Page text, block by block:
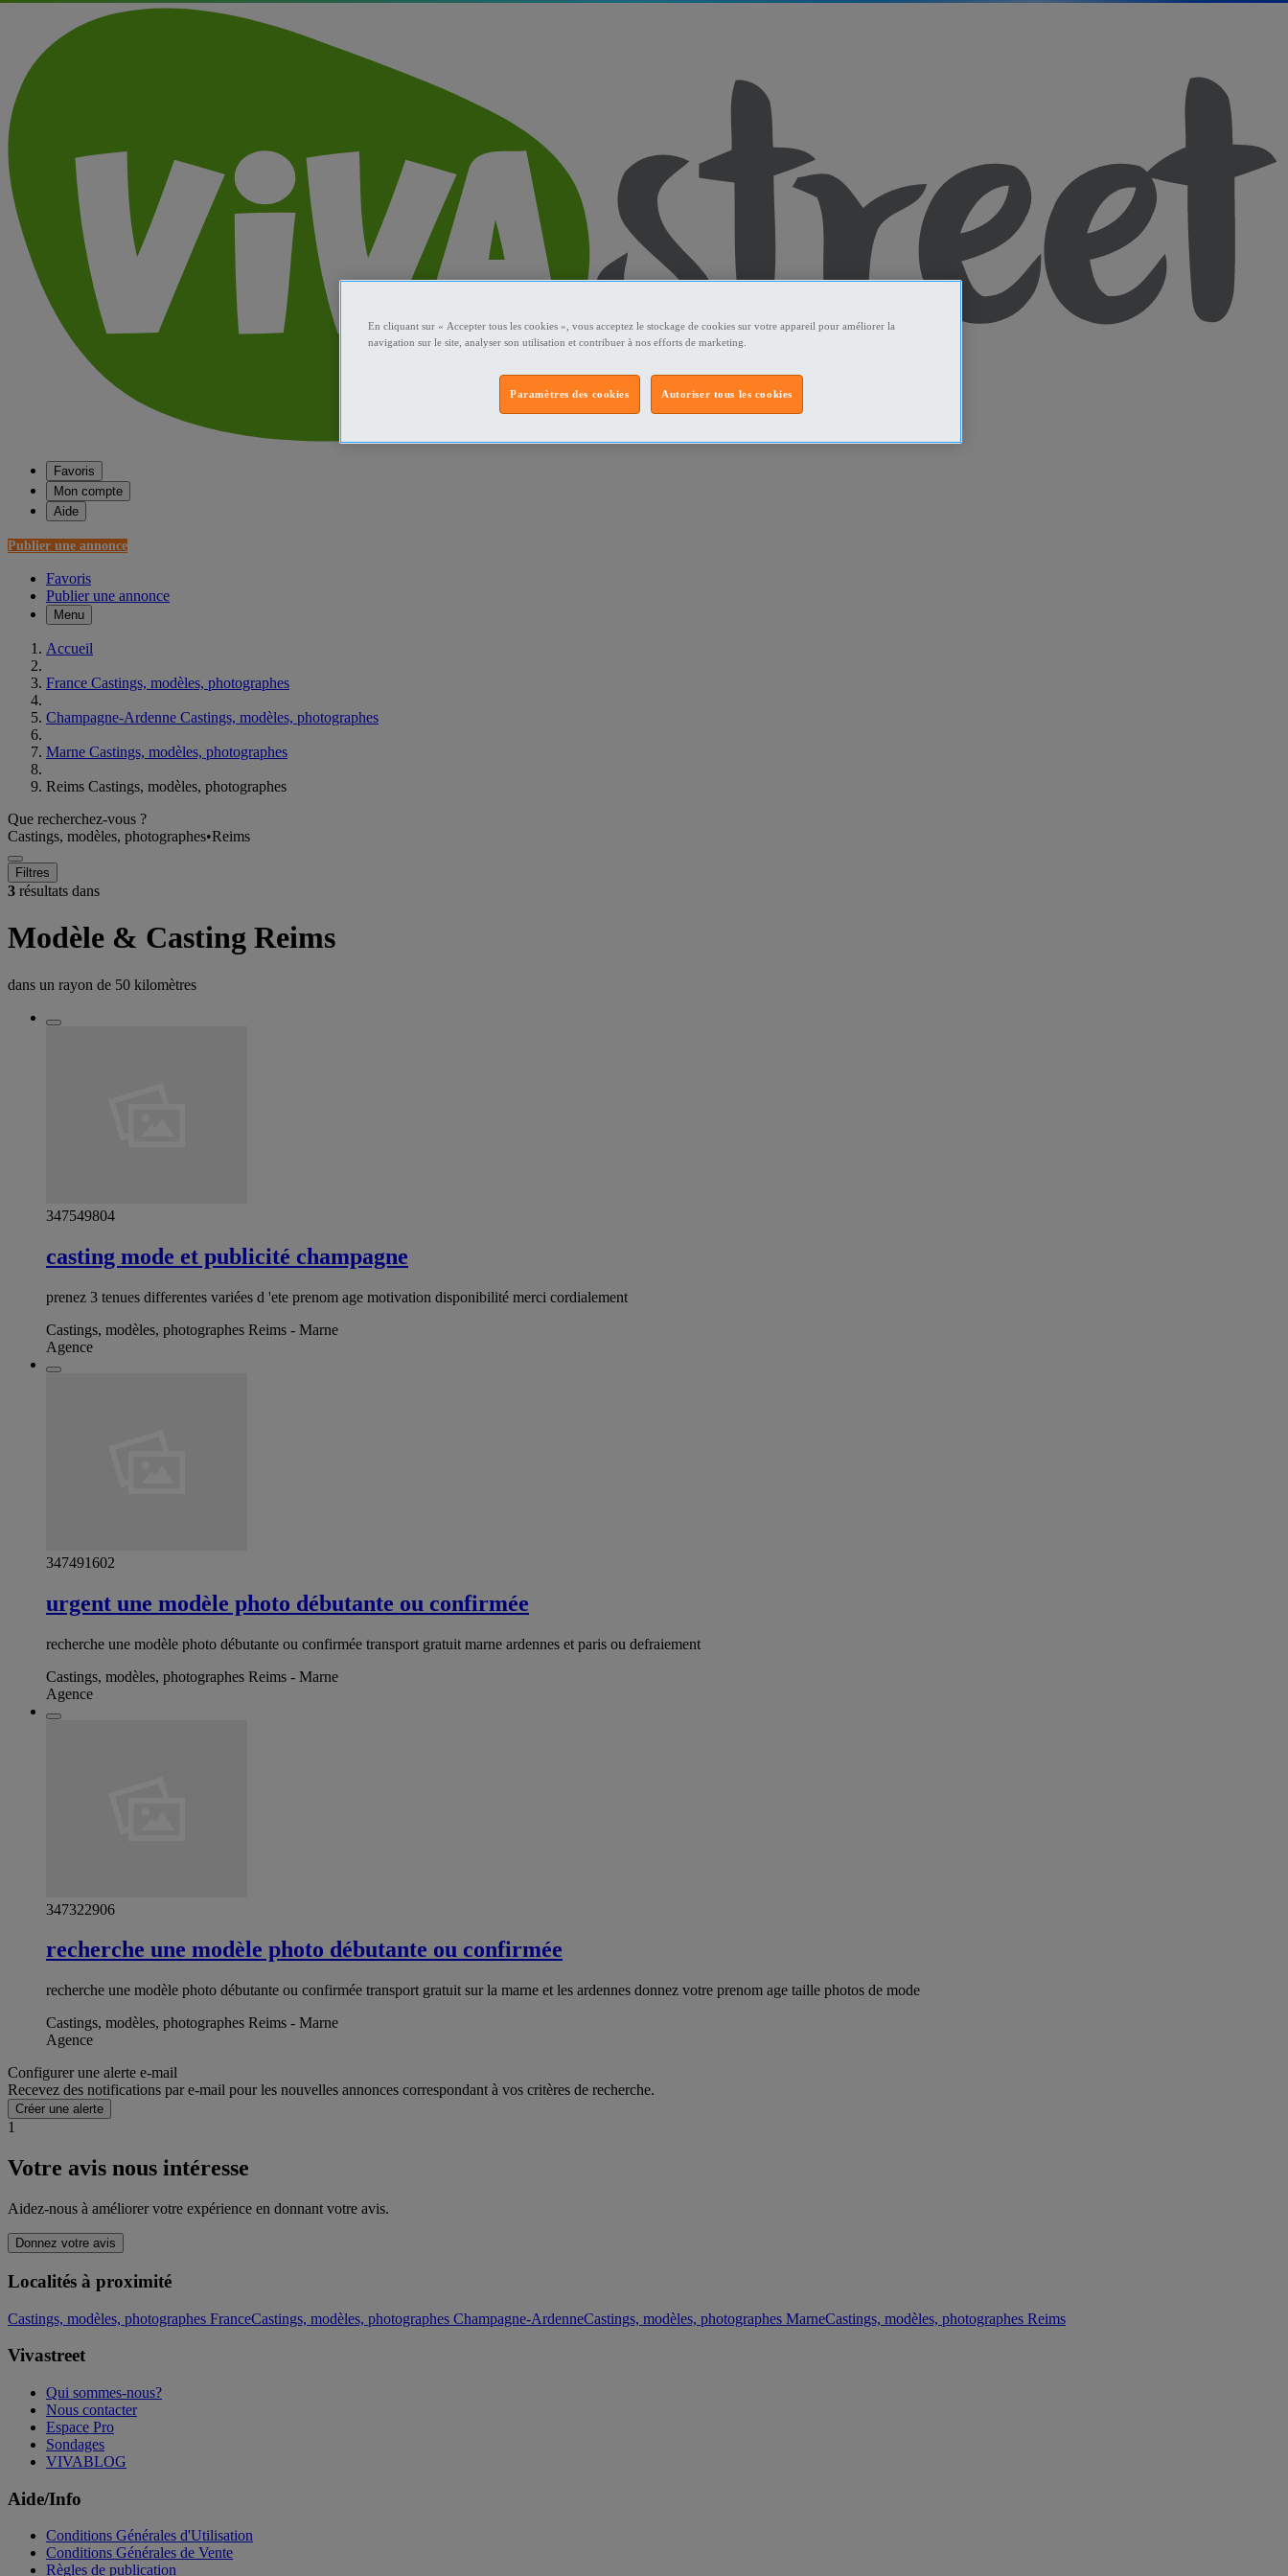
Favoris
Mon compte
Aide
Publier une annonce
Favoris
Publier une annonce
Menu
Accueil
France Castings, modèles, photographes
Champagne-Ardenne Castings, modèles, photographes
Marne Castings, modèles, photographes
Reims Castings, modèles, photographes
Que recherchez-vous ?
Castings, modèles, photographes•Reims
Filtres
3 résultats dans
Modèle & Casting Reims
dans un rayon de 50 kilomètres
347549804
casting mode et publicité champagne
prenez 3 tenues differentes variées d 'ete prenom age motivation disponibilité merci cordialement
Castings, modèles, photographes Reims - Marne
Agence
347491602
urgent une modèle photo débutante ou confirmée
recherche une modèle photo débutante ou confirmée transport gratuit marne ardennes et paris ou defraiement
Castings, modèles, photographes Reims - Marne
Agence
347322906
recherche une modèle photo débutante ou confirmée
recherche une modèle photo débutante ou confirmée transport gratuit sur la marne et les ardennes donnez votre prenom age taille photos de mode
Castings, modèles, photographes Reims - Marne
Agence
Configurer une alerte e-mail
Recevez des notifications par e-mail pour les nouvelles annonces correspondant à vos critères de recherche.
Créer une alerte
1
Votre avis nous intéresse
Aidez-nous à améliorer votre expérience en donnant votre avis.
Donnez votre avis
Localités à proximité
Castings, modèles, photographes FranceCastings, modèles, photographes Champagne-ArdenneCastings, modèles, photographes MarneCastings, modèles, photographes Reims
Vivastreet
Qui sommes-nous?
Nous contacter
Espace Pro
Sondages
VIVABLOG
Aide/Info
Conditions Générales d'Utilisation
Conditions Générales de Vente
Règles de publication
En cliquant sur « Accepter tous les cookies », vous acceptez le stockage de cookies sur votre appareil pour améliorer la
navigation sur le site, analyser son utilisation et contribuer à nos efforts de marketing.
Autoriser tous les cookies
Paramètres des cookies